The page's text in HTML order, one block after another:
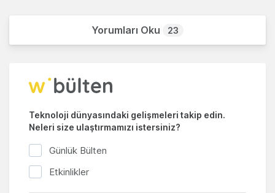
Yorumları Oku 23
Teknoloji dünyasındaki gelişmeleri takip edin.
Neleri size ulaştırmamızı istersiniz?
Günlük Bülten
Etkinlikler